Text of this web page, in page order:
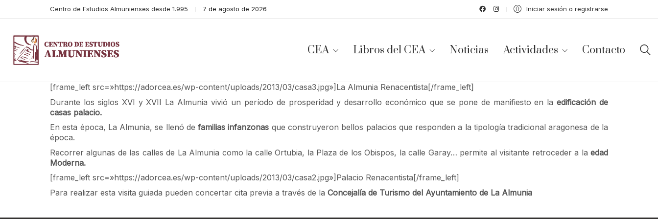
Centro de Estudios Almunienses desde 1.995 7 de agosto de 2026 Iniciar sesión o registrarse
CEA Libros del CEA Noticias Actividades Contacto
[frame_left src=»https://adorcea.es/wp-content/uploads/2013/03/casa3.jpg»]La Almunia Renacentista[/frame_left]
Durante los siglos XVI y XVII La Almunia vivió un período de prosperidad y desarrollo económico que se pone de manifiesto en la edificación de
casas palacio.
En esta época, La Almunia, se llenó defamilias infanzonas que construyeron bellos palacios que responden a la tipología tradicional aragonesa de la
época.
Recorrer algunas de las calles de La Almunia como la calle Ortubia, la Plaza de los Obispos, la calle Garay… permite al visitante retroceder a la edad
Moderna.
[frame_left src=»https://adorcea.es/wp-content/uploads/2013/03/casa2.jpg»]Palacio Renacentista[/frame_left]
Para realizar esta visita guiada pueden concertar cita previa a través de la Concejalía de Turismo del Ayuntamiento de La Almunia